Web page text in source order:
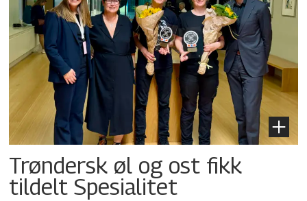
Trøndersk øl og ost fikk
tildelt Spesialitet